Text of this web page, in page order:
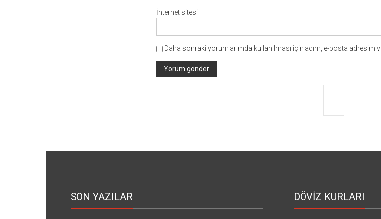
İnternet sitesi
Daha sonraki yorumlarımda kullanılması için adım, e-posta adresim
SON YAZILAR DÖVİZ KURLARI